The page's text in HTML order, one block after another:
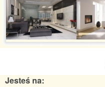
Jesteś na: